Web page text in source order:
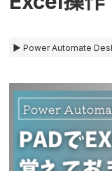
▶ Power Automate